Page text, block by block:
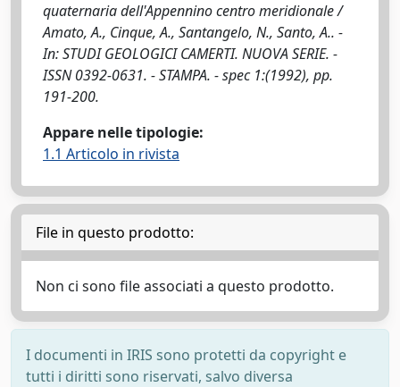
quaternaria dell'Appennino centro meridionale /
Amato, A., Cinque, A., Santangelo, N., Santo, A.. -
In: STUDI GEOLOGICI CAMERTI. NUOVA SERIE. -
ISSN 0392-0631. - STAMPA. - spec 1:(1992), pp.
191-200.
Appare nelle tipologie:
1.1 Articolo in rivista
File in questo prodotto:
Non ci sono file associati a questo prodotto.
I documenti in IRIS sono protetti da copyright e
tutti i diritti sono riservati, salvo diversa